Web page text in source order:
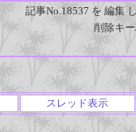
記事No.18537 を 編集
削除キ
スレッド表示